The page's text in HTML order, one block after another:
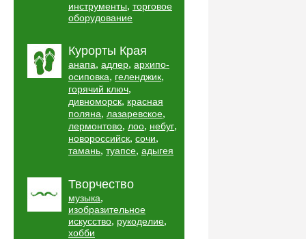
инструменты, торговое
оборудование
Курорты Края
анапа, адлер, архипо-
осиповка, геленджик,
горячий ключ,
дивноморск, красная
поляна, лазаревское,
лермонтово, лоо, небуг,
новороссийск, сочи,
тамань, туапсе, адыгея
Творчество
музыка,
изобразительное
искусство, рукоделие,
хобби